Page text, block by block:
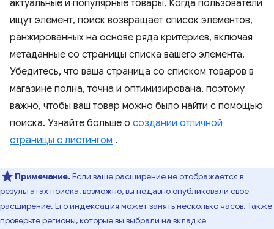
актуальные и популярные товары. Когда пользователи
ищут элемент, поиск возвращает список элементов,
ранжированных на основе ряда критериев, включая
метаданные со страницы списка вашего элемента.
Убедитесь, что ваша страница со списком товаров в
магазине полна, точна и оптимизирована, поэтому
важно, чтобы ваш товар можно было найти с помощью
поиска. Узнайте больше о создании отличной
страницы с листингом .
Примечание.Если ваше расширение не отображается в
результатах поиска, возможно, вы недавно опубликовали свое
расширение. Его индексация может занять несколько часов. Также
проверьте регионы, которые вы выбрали на вкладке